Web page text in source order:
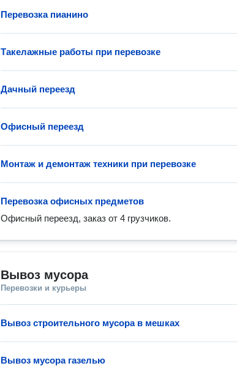
Перевозка пианино
Такелажные работы при перевозке
Дачный переезд
Офисный переезд
Монтаж и демонтаж техники при перевозке
Перевозка офисных предметов
Офисный переезд, заказ от 4 грузчиков.
Вывоз мусора
Перевозки и курьеры
Вывоз строительного мусора в мешках
Вывоз мусора газелью